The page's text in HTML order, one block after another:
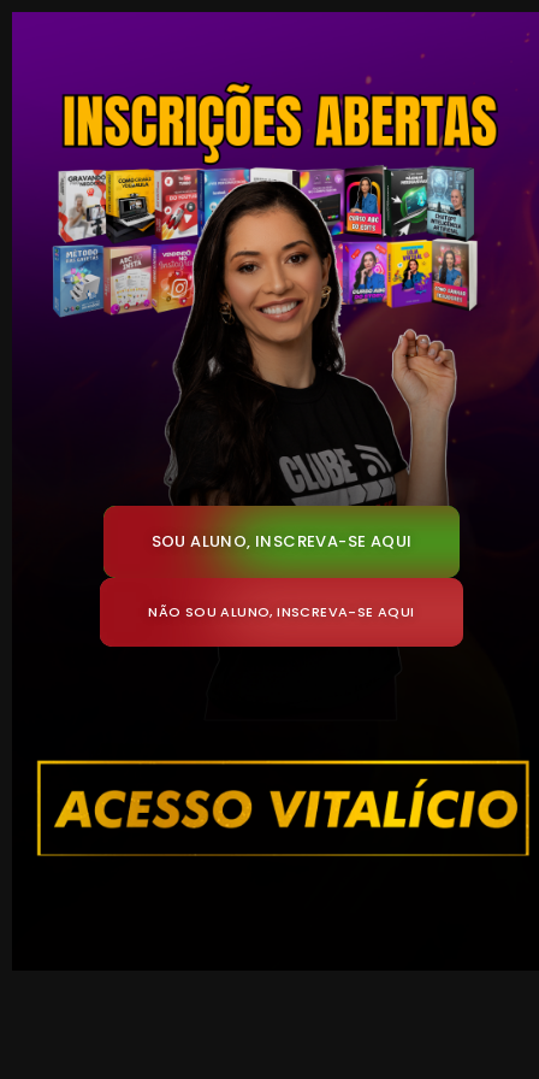
SOU ALUNO, INSCREVA-SE AQUI
NÃO SOU ALUNO, INSCREVA-SE AQUI